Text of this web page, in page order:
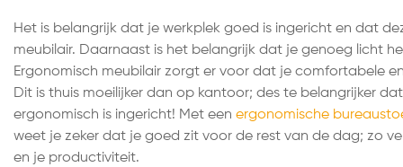
Het is belangrijk dat je werkplek goed is ingericht en dat
meubilair. Daarnaast is het belangrijk dat je genoeg licht
Ergonomisch meubilair zorgt er voor dat je comfortabele
Dit is thuis moeilijker dan op kantoor; des te belangrijker
ergonomisch is ingericht! Met een ergonomische
weet je zeker dat je goed zit voor de rest van de dag; zo
en je productiviteit.